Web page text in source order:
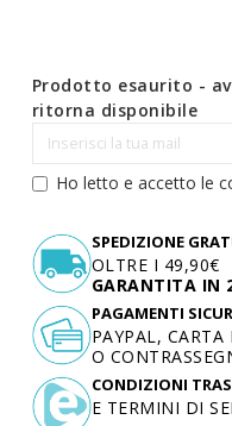
Prodotto esaurito -
ritorna disponibile
Ho letto e accetto le
SPEDIZIONE
OLTRE I 49,90€
GARANTITA IN
PAGAMENTI
PAYPAL, CARTA
O
CONDIZIONI
E TERMINI DI